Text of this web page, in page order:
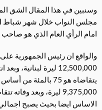
وسنبين في هذا المقال الشق
مجلس النواب خلال شهر شباط
امام الرأي العام الذي هو صاحب
والواقع ان رئيس الجمهورية
12,500,000 ليرة
يتقاضاه هو 75
الاساس ايضا بحيث يصبح اجمالي